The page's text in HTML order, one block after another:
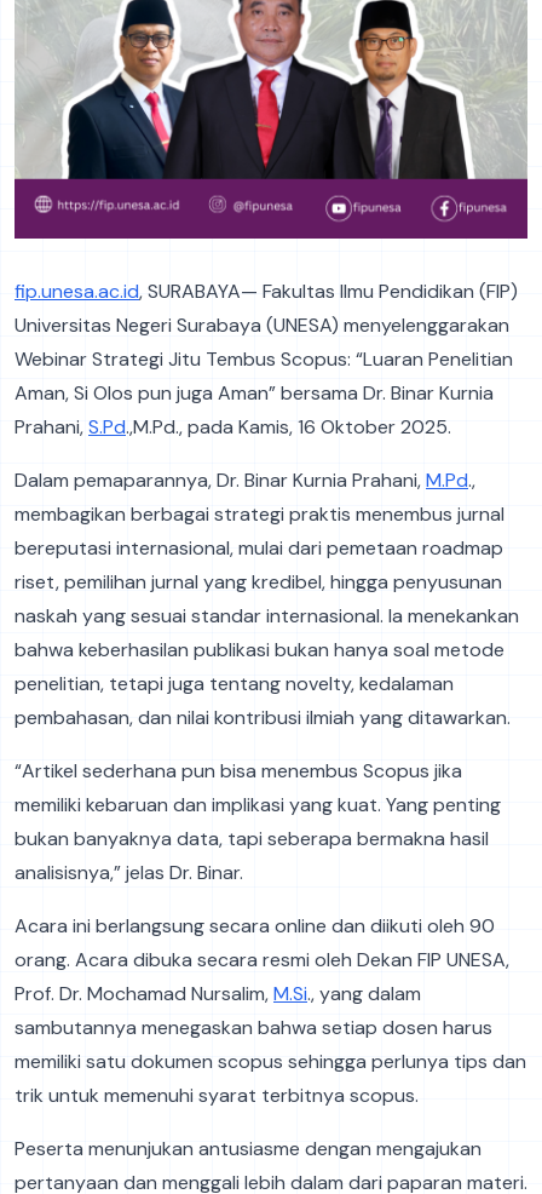
fip.unesa.ac.id, SURABAYA— Fakultas Ilmu Pendidikan (FIP)
Universitas Negeri Surabaya (UNESA) menyelenggarakan
Webinar Strategi Jitu Tembus Scopus: “Luaran Penelitian
Aman, Si Olos pun juga Aman” bersama Dr. Binar Kurnia
Prahani,S.Pd.,M.Pd., pada Kamis, 16 Oktober 2025.
Dalam pemaparannya, Dr. Binar Kurnia Prahani,M.Pd.,
membagikan berbagai strategi praktis menembus jurnal
bereputasi internasional, mulai dari pemetaan roadmap
riset, pemilihan jurnal yang kredibel, hingga penyusunan
naskah yang sesuai standar internasional. Ia menekankan
bahwa keberhasilan publikasi bukan hanya soal metode
penelitian, tetapi juga tentang novelty, kedalaman
pembahasan, dan nilai kontribusi ilmiah yang ditawarkan.
“Artikel sederhana pun bisa menembus Scopus jika
memiliki kebaruan dan implikasi yang kuat. Yang penting
bukan banyaknya data, tapi seberapa bermakna hasil
analisisnya,” jelas Dr. Binar.
Acara ini berlangsung secara online dan diikuti oleh 90
orang. Acara dibuka secara resmi oleh Dekan FIP UNESA,
Prof. Dr. Mochamad Nursalim,M.Si., yang dalam
sambutannya menegaskan bahwa setiap dosen harus
memiliki satu dokumen scopus sehingga perlunya tips dan
trik untuk memenuhi syarat terbitnya scopus.
Peserta menunjukan antusiasme dengan mengajukan
pertanyaan dan menggali lebih dalam dari paparan materi.